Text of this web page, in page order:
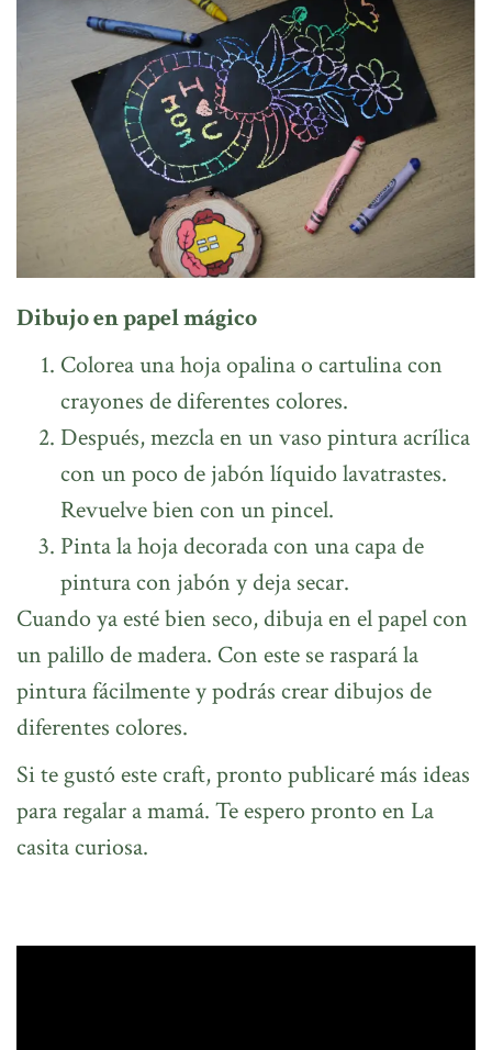
Dibujo en papel mágico
Colorea una hoja opalina o cartulina con
crayones de diferentes colores.
Después, mezcla en un vaso pintura acrílica
con un poco de jabón líquido lavatrastes.
Revuelve bien con un pincel.
Pinta la hoja decorada con una capa de
pintura con jabón y deja secar.
Cuando ya esté bien seco, dibuja en el papel con
un palillo de madera. Con este se raspará la
pintura fácilmente y podrás crear dibujos de
diferentes colores.
Si te gustó este craft, pronto publicaré más ideas
para regalar a mamá. Te espero pronto en La
casita curiosa.